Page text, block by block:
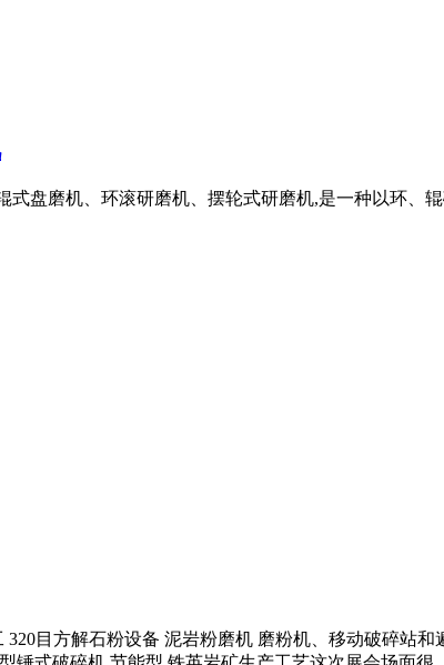
盘磨机、环滚研磨机、摆轮式研磨机,是一种以环、
目方解石粉设备 泥岩粉磨机 磨粉机、移动破碎站